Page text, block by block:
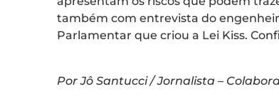
também com entrevista do
Parlamentar que criou a Lei Kiss.
Por Jô Santucci / Jornalista –